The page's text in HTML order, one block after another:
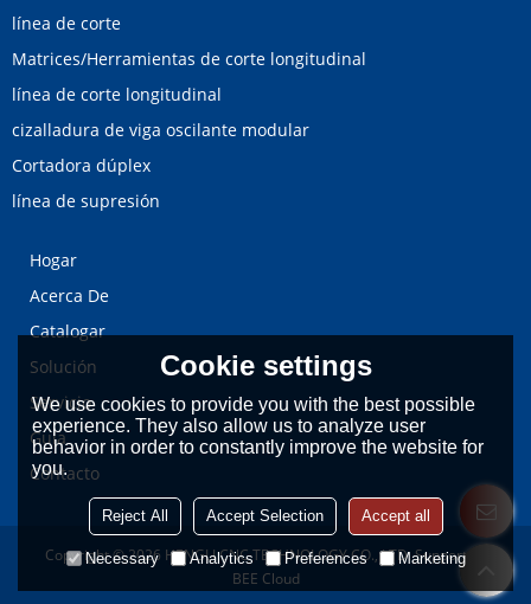
línea de corte
Matrices/Herramientas de corte longitudinal
línea de corte longitudinal
cizalladura de viga oscilante modular
Cortadora dúplex
línea de supresión
Hogar
Acerca De
Catalogar
Solución
Servicio
Guía
Contacto
Copyright © 2026 HENGLI CNC TECHNOLOGY CO., LTD.Support By
BEE Cloud
Cookie settings
We use cookies to provide you with the best possible
experience. They also allow us to analyze user
behavior in order to constantly improve the website for
you.
Reject All Accept Selection Accept all
Necessary Analytics Preferences Marketing